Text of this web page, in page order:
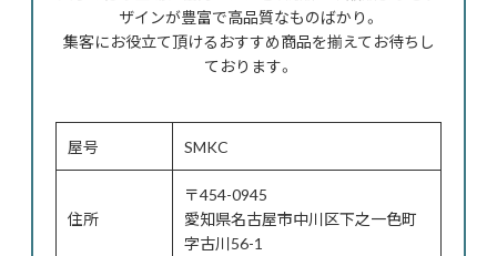
ザインが豊富で高品質なものばかり。
集客にお役立て頂けるおすすめ商品を揃えてお待ちし
ております。
屋号 SMKC
住所
〒454-0945
愛知県名古屋市中川区下之一色町
字古川56-1